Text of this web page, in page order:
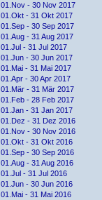
01.Nov - 30 Nov 2017
01.Okt - 31 Okt 2017
01.Sep - 30 Sep 2017
01.Aug - 31 Aug 2017
01.Jul - 31 Jul 2017
01.Jun - 30 Jun 2017
01.Mai - 31 Mai 2017
01.Apr - 30 Apr 2017
01.Mär - 31 Mär 2017
01.Feb - 28 Feb 2017
01.Jan - 31 Jan 2017
01.Dez - 31 Dez 2016
01.Nov - 30 Nov 2016
01.Okt - 31 Okt 2016
01.Sep - 30 Sep 2016
01.Aug - 31 Aug 2016
01.Jul - 31 Jul 2016
01.Jun - 30 Jun 2016
01.Mai - 31 Mai 2016